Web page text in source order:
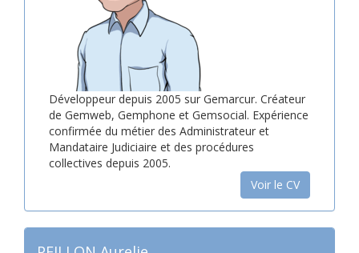
Développeur depuis 2005 sur Gemarcur. Créateur
de Gemweb, Gemphone et Gemsocial. Expérience
confirmée du métier des Administrateur et
Mandataire Judiciaire et des procédures
collectives depuis 2005.
Voir le CV